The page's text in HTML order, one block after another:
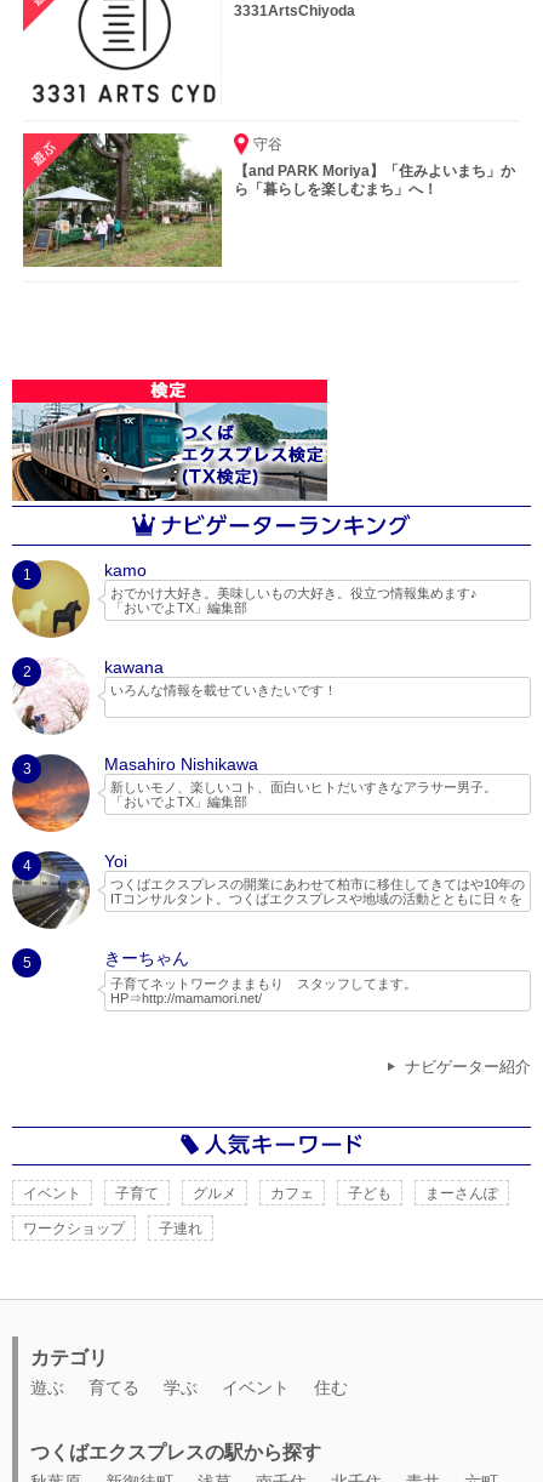
3331ArtsChiyoda
守谷
【and PARK Moriya】「住みよいまち」か
ら「暮らしを楽しむまち」へ！
1 kamo
おでかけ大好き。美味しいもの大好き。役立つ情報集めます♪
「おいでよTX」編集部
2 kawana
いろんな情報を載せていきたいです！
3 Masahiro Nishikawa
新しいモノ、楽しいコト、面白いヒトだいすきなアラサー男子。
「おいでよTX」編集部
4 Yoi
つくばエクスプレスの開業にあわせて柏市に移住してきてはや10年の
ITコンサルタント。つくばエクスプレスや地域の活動とともに日々を
過ごしています。
でいろいろ調べたり、実際に行ったりしてちょっとしたレポートやブ
ログを書いています。
5 きーちゃん
子育てネットワークままもり スタッフしてます。
HP⇒http://mamamori.net/
また、ままもりでは木のおもちゃ広場をはじめ、自然活動等、子供に
なんでも体験させてみよう！といった考えで定期的なイベントを開催
http://www.tsukubaexpress-ibaraki.jp/interview/vol25.html
ナビゲーター紹介
イベント 子育て グルメ カフェ 子ども まーさんぽ
ワークショップ 子連れ
カテゴリ
遊ぶ 育てる 学ぶ イベント 住む
つくばエクスプレスの駅から探す